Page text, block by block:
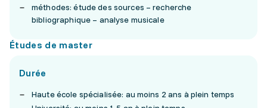
méthodes: étude des sources – recherche
bibliographique – analyse musicale
Études de master
Durée
Haute école spécialisée: au moins 2 ans à plein temps